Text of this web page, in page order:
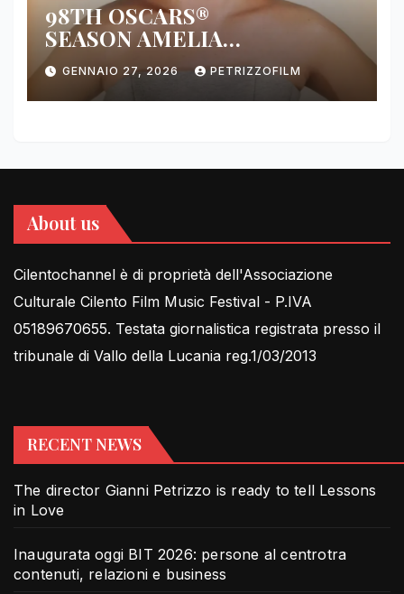
98TH OSCARS®
SEASON AMELIA
DIMOLDENBERG RETURNS
FOR THIRD YEAR
GENNAIO 27, 2026 PETRIZZOFILM
About us
Cilentochannel è di proprietà dell'Associazione
Culturale Cilento Film Music Festival - P.IVA
05189670655. Testata giornalistica registrata presso il
tribunale di Vallo della Lucania reg.1/03/2013
RECENT NEWS
The director Gianni Petrizzo is ready to tell Lessons
in Love
Inaugurata oggi BIT 2026: persone al centrotra
contenuti, relazioni e business